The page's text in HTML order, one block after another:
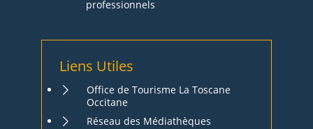
professionnels
Liens Utiles
Office de Tourisme La Toscane
Occitane
Réseau des Médiathèques